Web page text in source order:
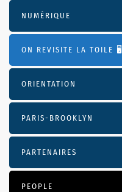
NUMÉRIQUE
ON REVISITE LA TOILE 🖥️
ORIENTATION
PARIS-BROOKLYN
PARTENAIRES
PEOPLE